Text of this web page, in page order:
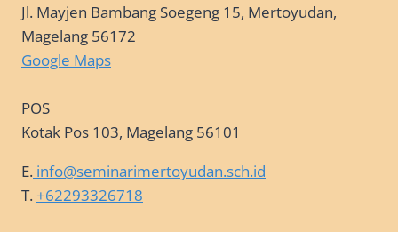
Jl. Mayjen Bambang Soegeng 15, Mertoyudan,
Magelang 56172
Google Maps
POS
Kotak Pos 103, Magelang 56101
E. info@seminarimertoyudan.sch.id
T.+62293326718